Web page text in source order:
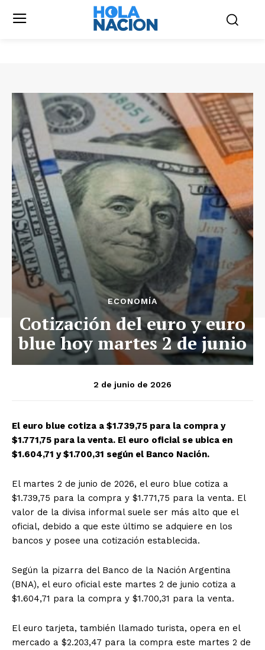
ECONOMÍA
Cotización del euro y euro
blue hoy martes 2 de junio
2 de junio de 2026
El euro blue cotiza a $1.739,75 para la compra y
$1.771,75 para la venta. El euro oficial se ubica en
$1.604,71 y $1.700,31 según el Banco Nación.
El martes 2 de junio de 2026, el euro blue cotiza a
$1.739,75 para la compra y $1.771,75 para la venta. El
valor de la divisa informal suele ser más alto que el
oficial, debido a que este último se adquiere en los
bancos y posee una cotización establecida.
Según la pizarra del Banco de la Nación Argentina
(BNA), el euro oficial este martes 2 de junio cotiza a
$1.604,71 para la compra y $1.700,31 para la venta.
El euro tarjeta, también llamado turista, opera en el
mercado a $2.203,47 para la compra este martes 2 de